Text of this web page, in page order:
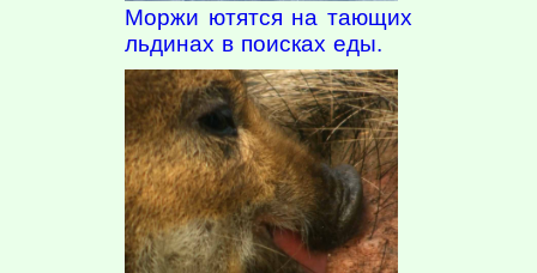
Моржи ютятся на тающих
льдинах в поисках еды.